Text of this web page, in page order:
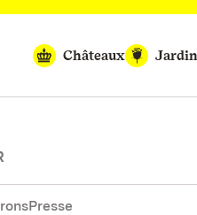
Châteaux
Presse